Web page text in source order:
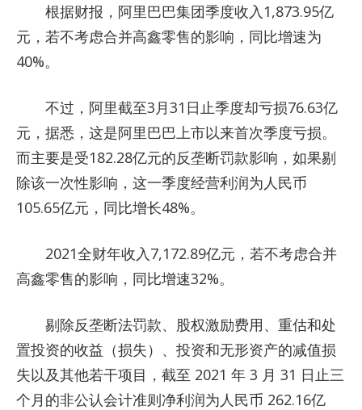
根据财报，阿里巴巴集团季度收入1,873.95亿
元，若不考虑合并高鑫零售的影响，同比增速为
40%。
不过，阿里截至3月31日止季度却亏损76.63亿
元，据悉，这是阿里巴巴上市以来首次季度亏损。
而主要是受182.28亿元的反垄断罚款影响，如果剔
除该一次性影响，这一季度经营利润为人民币
105.65亿元，同比增长48%。
2021全财年收入7,172.89亿元，若不考虑合并
高鑫零售的影响，同比增速32%。
剔除反垄断法罚款、股权激励费用、重估和处
置投资的收益（损失）、投资和无形资产的减值损
失以及其他若干项目，截至 2021 年 3 月 31 日止三
个月的非公认会计准则净利润为人民币 262.16亿